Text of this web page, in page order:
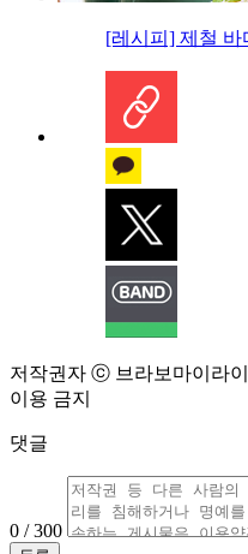
[레시피] 제철 바
저작권자 ⓒ 브라보마이라
이용 금지
댓글
0 / 300